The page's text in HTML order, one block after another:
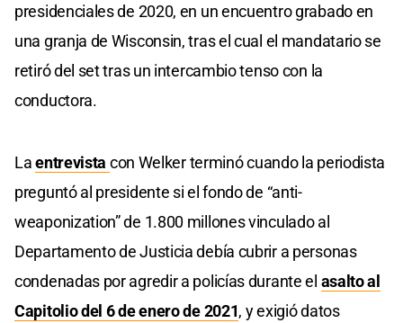
presidenciales de 2020, en un encuentro grabado en
una granja de Wisconsin, tras el cual el mandatario se
retiró del set tras un intercambio tenso con la
conductora.
Laentrevista con Welker terminó cuando la periodista
preguntó al presidente si el fondo de “anti-
weaponization” de 1.800 millones vinculado al
Departamento de Justicia debía cubrir a personas
condenadas por agredir a policías durante el asalto al
Capitolio del 6 de enero de 2021, y exigió datos